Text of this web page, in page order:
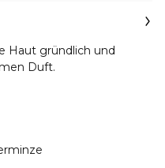
Haut gründlich und
Duft.